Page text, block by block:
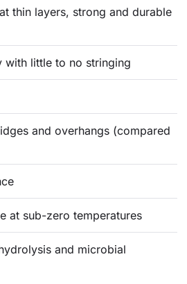
thin layers, strong and durable
with little to no stringing
and overhangs (compared
at sub-zero temperatures
and microbial